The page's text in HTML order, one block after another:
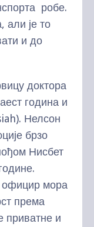
робе.
али је то
и до
доктора
година и
Нелсон
брзо
Нисбет
официр мора
према
приватне и